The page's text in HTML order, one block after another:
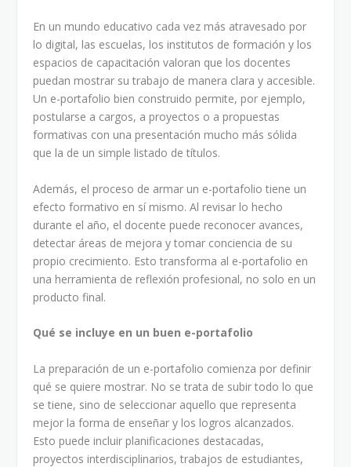
En un mundo educativo cada vez más atravesado por
lo digital, las escuelas, los institutos de formación y los
espacios de capacitación valoran que los docentes
puedan mostrar su trabajo de manera clara y accesible.
Un e-portafolio bien construido permite, por ejemplo,
postularse a cargos, a proyectos o a propuestas
formativas con una presentación mucho más sólida
que la de un simple listado de títulos.
Además, el proceso de armar un e-portafolio tiene un
efecto formativo en sí mismo. Al revisar lo hecho
durante el año, el docente puede reconocer avances,
detectar áreas de mejora y tomar conciencia de su
propio crecimiento. Esto transforma al e-portafolio en
una herramienta de reflexión profesional, no solo en un
producto final.
Qué se incluye en un buen e-portafolio
La preparación de un e-portafolio comienza por definir
qué se quiere mostrar. No se trata de subir todo lo que
se tiene, sino de seleccionar aquello que representa
mejor la forma de enseñar y los logros alcanzados.
Esto puede incluir planificaciones destacadas,
proyectos interdisciplinarios, trabajos de estudiantes,